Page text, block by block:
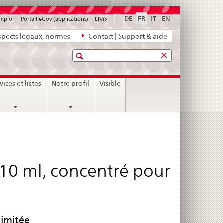
légaux, normes Contact | Support & aide
DE FR IT EN
Portail eGov (applications) ElViS
Recherche
et listes Notre profil Visible
ml, concentré pour